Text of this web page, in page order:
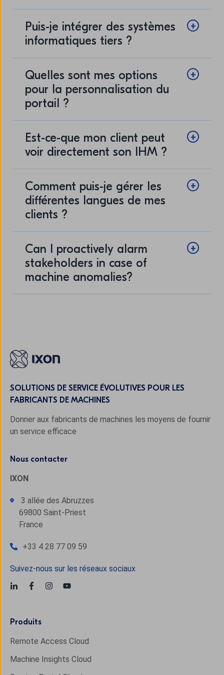
Puis-je intégrer des systèmes
informatiques tiers ?
Quelles sont mes options
pour la personnalisation du
portail ?
Est-ce-que mon client peut
voir directement son IHM ?
Comment puis-je gérer les
différentes langues de mes
clients ?
Can I proactively alarm
stakeholders in case of
machine anomalies?
SOLUTIONS DE SERVICE ÉVOLUTIVES POUR LES
FABRICANTS DE MACHINES
Donner aux fabricants de machines les moyens de fournir
un service efficace
Nous contacter
IXON
3 allée des Abruzzes
69800 Saint-Priest
France
+33 4 28 77 09 59
Suivez-nous sur les réseaux sociaux
Produits
Remote Access Cloud
Machine Insights Cloud